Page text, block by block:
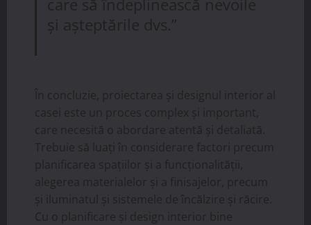
care să îndeplinească nevoile
și așteptările dvs.”
În concluzie, proiectarea și designul interior al
casei este un proces complex și important,
care necesită o abordare atentă și detaliată.
Trebuie să luați în considerare factori precum
planificarea spațiilor și a funcționalității,
alegerea materialelor și a finisajelor, precum
și iluminatul și sistemele de încălzire și răcire.
Cu o planificare și design interior bine